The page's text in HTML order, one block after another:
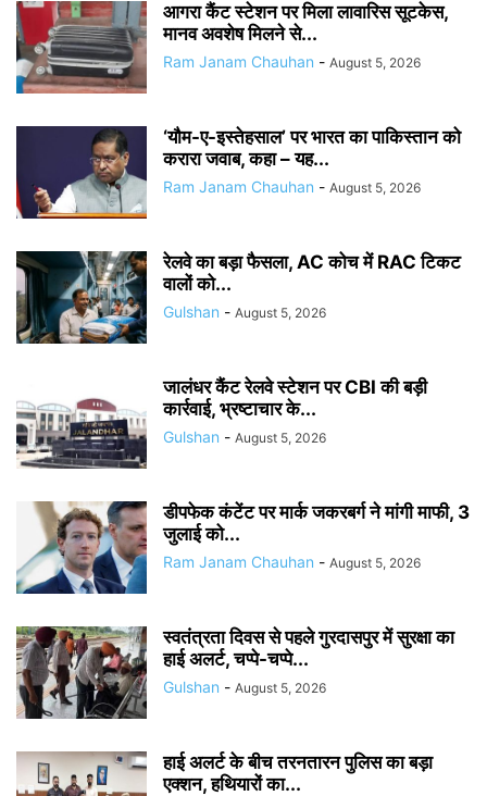
आगरा कैंट स्टेशन पर मिला लावारिस सूटकेस,
मानव अवशेष मिलने से...
Ram Janam Chauhan - August 5, 2026
‘यौम-ए-इस्तेहसाल’ पर भारत का पाकिस्तान को
करारा जवाब, कहा – यह...
Ram Janam Chauhan - August 5, 2026
रेलवे का बड़ा फैसला, AC कोच में RAC टिकट
वालों को...
Gulshan - August 5, 2026
जालंधर कैंट रेलवे स्टेशन पर CBI की बड़ी
कार्रवाई, भ्रष्टाचार के...
Gulshan - August 5, 2026
डीपफेक कंटेंट पर मार्क जकरबर्ग ने मांगी माफी, 3
जुलाई को...
Ram Janam Chauhan - August 5, 2026
स्वतंत्रता दिवस से पहले गुरदासपुर में सुरक्षा का
हाई अलर्ट, चप्पे-चप्पे...
Gulshan - August 5, 2026
हाई अलर्ट के बीच तरनतारन पुलिस का बड़ा
एक्शन, हथियारों का...